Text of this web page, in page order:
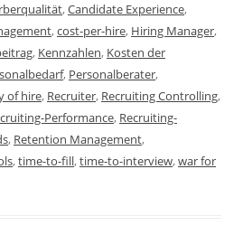
,Candidate Experience,
,cost-per-hire, Hiring Manager,
, Kennzahlen, Kosten der
, Personalberater,
of hire, Recruiter, Recruiting Controlling,
Performance, Recruiting-
, Retention Management,
,time-to-fill,time-to-interview,war for